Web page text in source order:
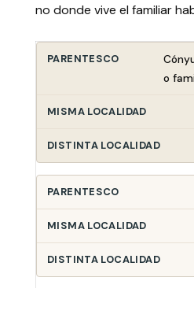
no donde vive el familiar
o